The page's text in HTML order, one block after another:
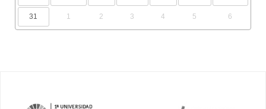
31 1 2 3 4 5 6